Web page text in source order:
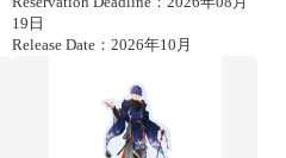
19日
Release Date：2026年10月